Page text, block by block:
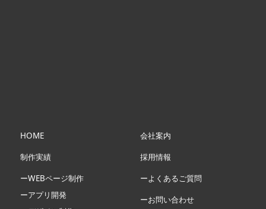
HOME
制作実績
ーWEBページ制作
ーアプリ開発
会社案内
採用情報
ーよくあるご質問
ーお問い合わせ